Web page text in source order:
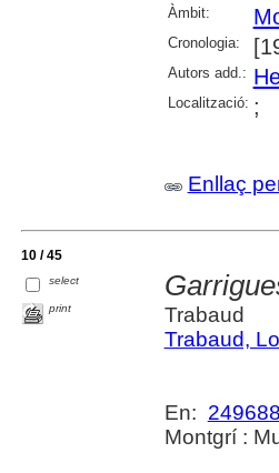
Àmbit:
Cronologia:
Autors add.:
Localització: ;
Enllaç
10 / 45
select
print
Trabaud
Trabaud,
En: 249688
Montgrí :